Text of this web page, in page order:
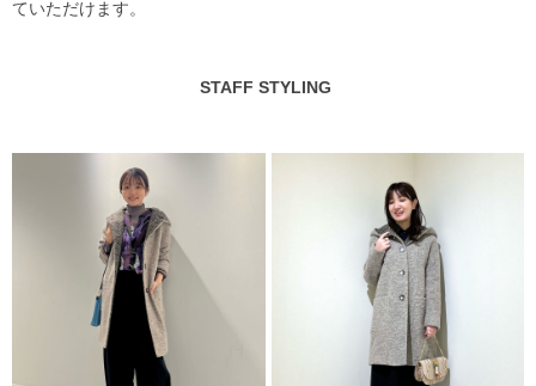
ていただけます。
STAFF STYLING